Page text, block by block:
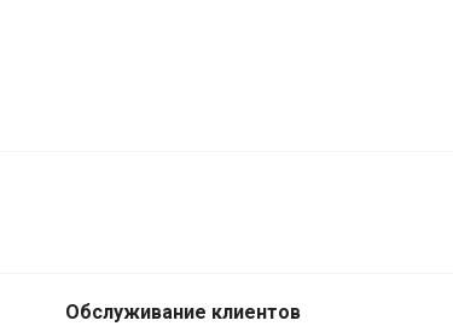
Обслуживание клиентов